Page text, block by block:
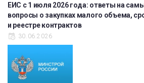
ЕИС с 1 июля 2026 года: ответы на
вопросы о закупках малого объема,
и реестре контрактов
30.06.2026